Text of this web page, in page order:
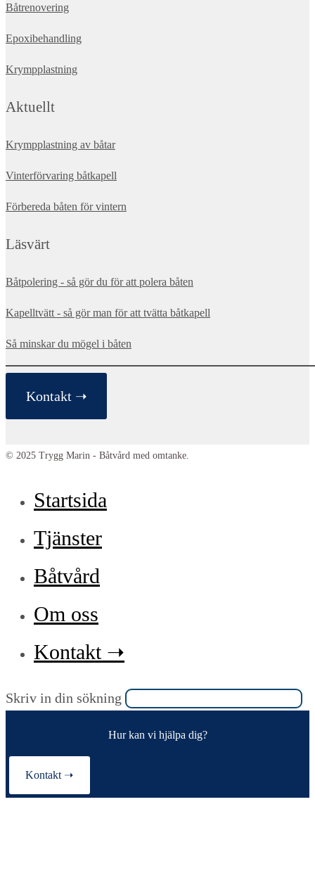
Båtrenovering
Epoxibehandling
Krympplastning
Aktuellt
Krympplastning av båtar
Vinterförvaring båtkapell
Förbereda båten för vintern
Läsvärt
Båtpolering - så gör du för att polera båten
Kapelltvätt - så gör man för att tvätta båtkapell
Så minskar du mögel i båten
Kontakt ➝
© 2025 Trygg Marin - Båtvård med omtanke.
Startsida
Tjänster
Båtvård
Om oss
Kontakt ➝
Sök
webbplats
Skriv in din sökning
Hur kan vi hjälpa dig?
Kontakt ➝